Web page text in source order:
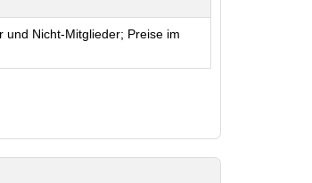
und Nicht-Mitglieder; Preise im